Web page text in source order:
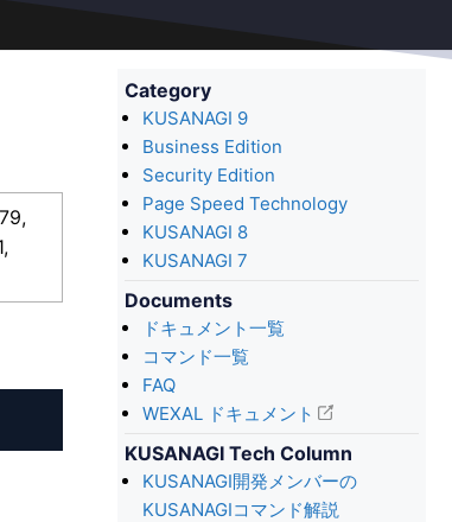
Category
KUSANAGI 9
Business Edition
Security Edition
Page Speed Technology
KUSANAGI 8
KUSANAGI 7
Documents
ドキュメント一覧
コマンド一覧
FAQ
WEXAL ドキュメント
KUSANAGI Tech Column
KUSANAGI開発メンバーの
KUSANAGIコマンド解説